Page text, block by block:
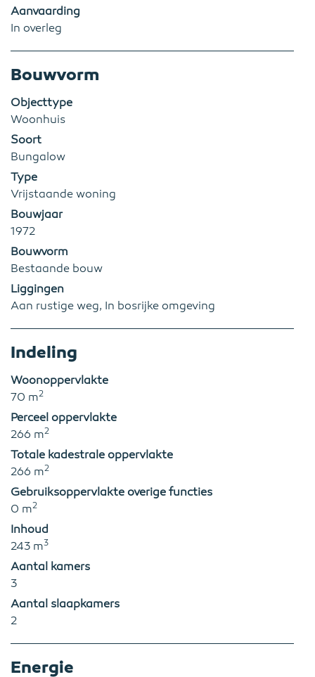
Aanvaarding
In overleg
Bouwvorm
Objecttype
Woonhuis
Soort
Bungalow
Type
Vrijstaande woning
Bouwjaar
1972
Bouwvorm
Bestaande bouw
Liggingen
Aan rustige weg, In bosrijke omgeving
Indeling
Woonoppervlakte
70 m2
Perceel oppervlakte
266 m2
Totale kadestrale oppervlakte
266 m2
Gebruiksoppervlakte overige functies
0 m2
Inhoud
243 m3
Aantal kamers
3
Aantal slaapkamers
2
Energie